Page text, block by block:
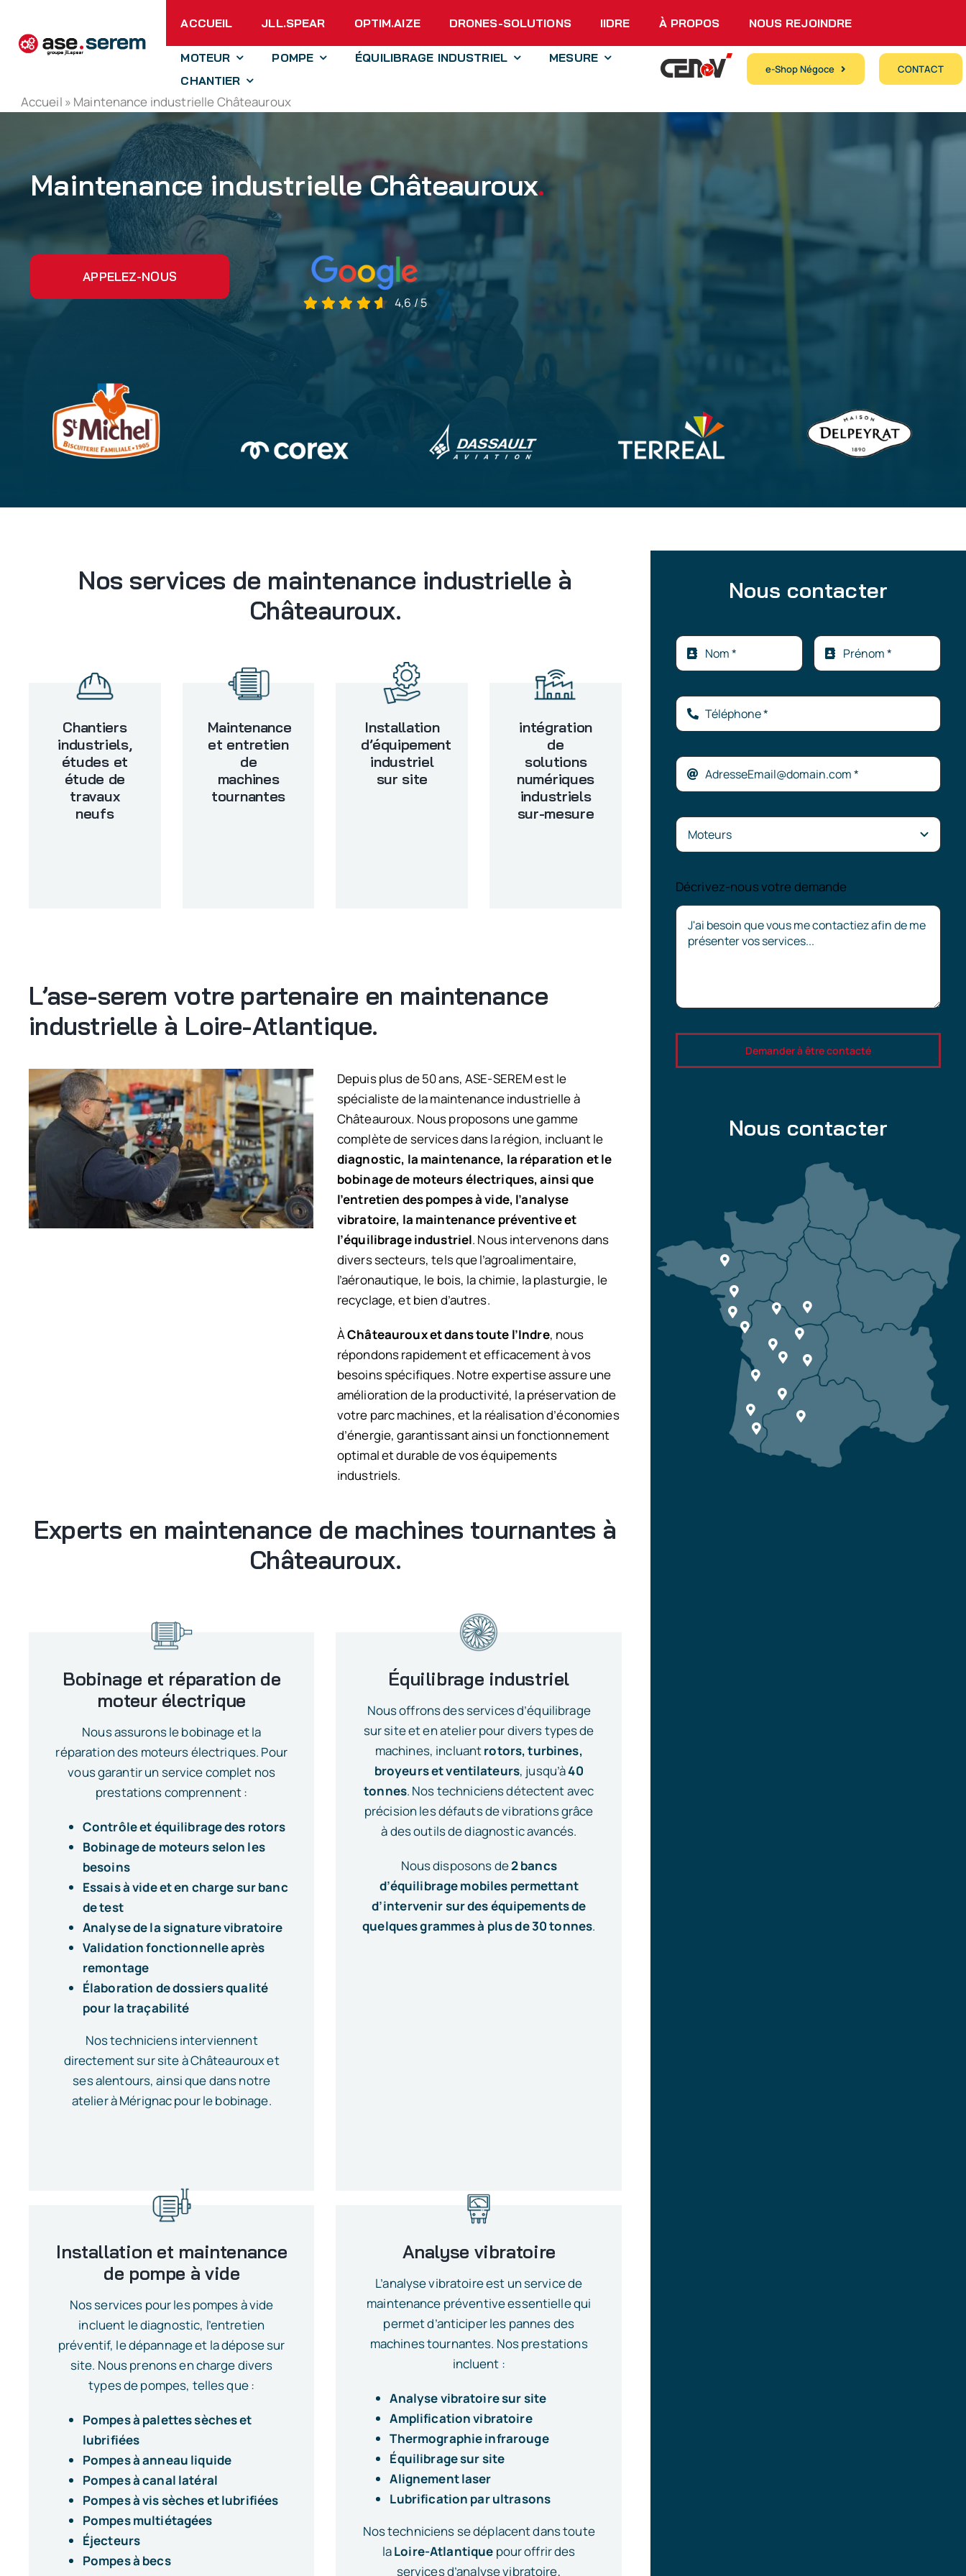
contenu
ACCUEIL JLL.SPEAR OPTIM.AIZE DRONES-SOLUTIONS IIDRE À PROPOS NOUS REJOINDRE
MOTEUR POMPE ÉQUILIBRAGE INDUSTRIEL
MESURE
CHANTIER
e-Shop Négoce CONTACT
Accueil » Maintenance industrielle Châteauroux
Maintenance industrielle Châteauroux.
APPELEZ-NOUS
4,6 /5
Nos services de maintenance industrielle à
Châteauroux.
Chantiers
industriels,
études et
étude de
travaux
neufs
Maintenance
et entretien
de
machines
tournantes
Installation
d’équipement
industriel
sur site
intégration
de
solutions
numériques
industriels
sur-mesure
L’ase-serem votre partenaire en maintenance
industrielle à Loire-Atlantique.
Depuis plus de 50 ans, ASE-SEREM est le
spécialiste de la maintenance industrielle à
Châteauroux. Nous proposons une gamme
complète de services dans la région, incluant le
diagnostic, la maintenance, la réparation et le
bobinage de moteurs électriques, ainsi que
l’entretien des pompes à vide, l’analyse
vibratoire, la maintenance préventive et
l’équilibrage industriel. Nous intervenons dans
divers secteurs, tels que l’agroalimentaire,
l’aéronautique, le bois, la chimie, la plasturgie, le
recyclage, et bien d’autres.
ÀChâteauroux et dans toute l’Indre, nous
répondons rapidement et efficacement à vos
besoins spécifiques. Notre expertise assure une
amélioration de la productivité, la préservation de
votre parc machines, et la réalisation d’économies
d’énergie, garantissant ainsi un fonctionnement
optimal et durable de vos équipements
industriels.
Experts en maintenance de machines tournantes à
Châteauroux.
Bobinage et réparation de
moteur électrique
Nous assurons le bobinage et la
réparation des moteurs électriques. Pour
vous garantir un service complet nos
prestations comprennent :
Contrôle et équilibrage des rotors
Bobinage de moteurs selon les
besoins
Essais à vide et en charge sur banc
de test
Analyse de la signature vibratoire
Validation fonctionnelle après
remontage
Élaboration de dossiers qualité
pour la traçabilité
Nos techniciens interviennent
directement sur site à Châteauroux et
ses alentours, ainsi que dans notre
atelier à Mérignac pour le bobinage.
Équilibrage industriel
Nous offrons des services d’équilibrage
sur site et en atelier pour divers types de
machines, incluantrotors, turbines,
broyeurs et ventilateurs, jusqu’à40
tonnes. Nos techniciens détectent avec
précision les défauts de vibrations grâce
à des outils de diagnostic avancés.
Nous disposons de2 bancs
d’équilibrage mobiles permettant
d’intervenir sur des équipements de
quelques grammes à plus de 30 tonnes.
Installation et maintenance
de pompe à vide
Nos services pour les pompes à vide
incluent le diagnostic, l’entretien
préventif, le dépannage et la dépose sur
site. Nous prenons en charge divers
types de pompes, telles que :
Pompes à palettes sèches et
lubrifiées
Pompes à anneau liquide
Pompes à canal latéral
Pompes à vis sèches et lubrifiées
Pompes multiétagées
Éjecteurs
Pompes à becs
Analyse vibratoire
L’analyse vibratoire est un service de
maintenance préventive essentielle qui
permet d’anticiper les pannes des
machines tournantes. Nos prestations
incluent :
Analyse vibratoire sur site
Amplification vibratoire
Thermographie infrarouge
Équilibrage sur site
Alignement laser
Lubrification par ultrasons
Nos techniciens se déplacent dans toute
laLoire-Atlantique pour offrir des
services d’analyse vibratoire,
Nous contacter
Décrivez-nous votre demande
Demander à être contacté
Nous contacter